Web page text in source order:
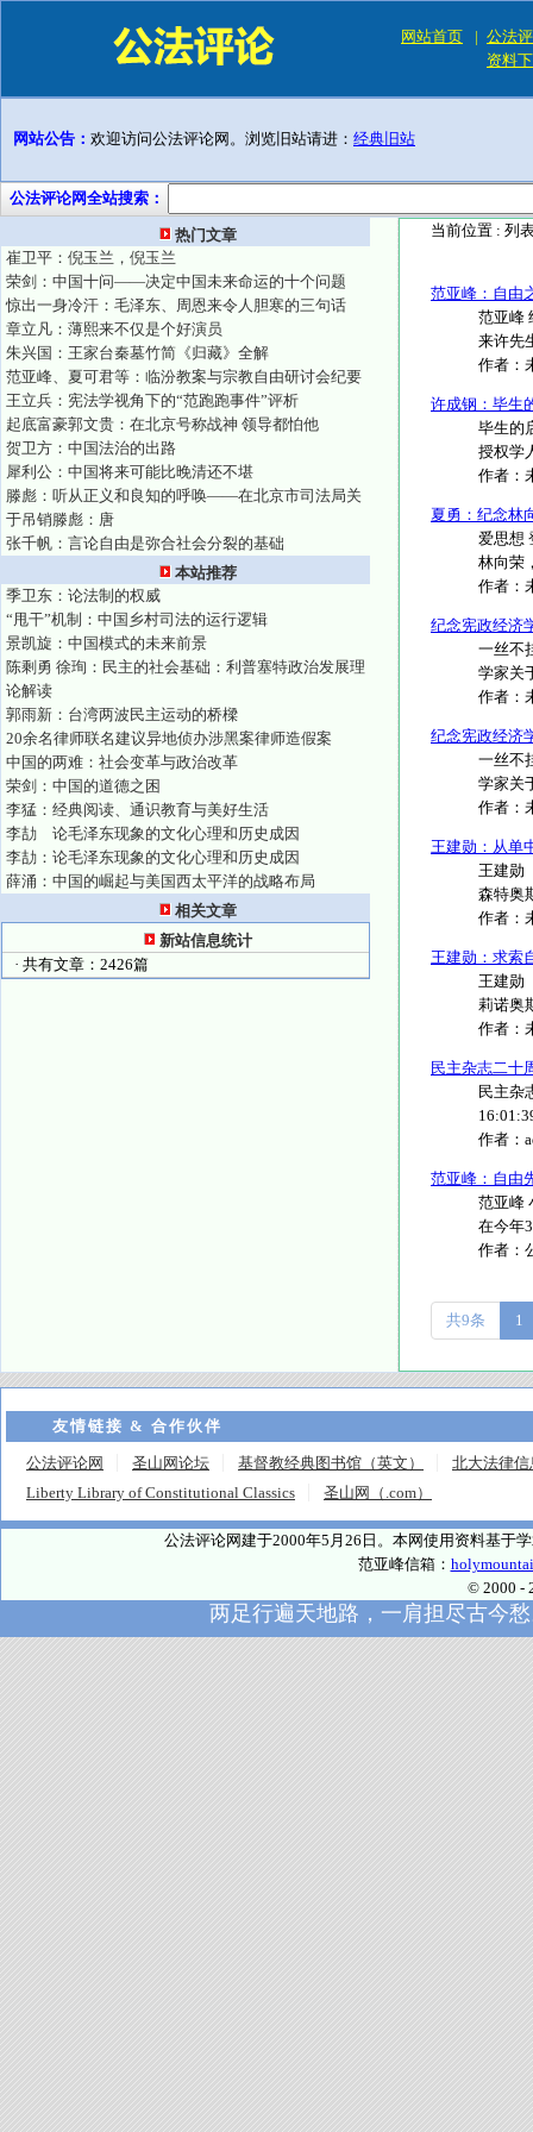
网站首页 | 公法
资料
网站公告： 欢迎访问公法评论网。浏览旧站请进： 经典旧站
公法评论网全站搜索：
热门文章
崔卫平：倪玉兰，倪玉兰
荣剑：中国十问——决定中国未来命运的十个问题
惊出一身冷汗：毛泽东、周恩来令人胆寒的三句话
章立凡：薄熙来不仅是个好演员
朱兴国：王家台秦墓竹简《归藏》全解
范亚峰、夏可君等：临汾教案与宗教自由研讨会纪要
王立兵：宪法学视角下的“范跑跑事件”评析
起底富豪郭文贵：在北京号称战神 领导都怕他
贺卫方：中国法治的出路
犀利公：中国将来可能比晚清还不堪
滕彪：听从正义和良知的呼唤——在北京市司法局关
于吊销滕彪：唐
张千帆：言论自由是弥合社会分裂的基础
本站推荐
季卫东：论法制的权威
“甩干”机制：中国乡村司法的运行逻辑
景凯旋：中国模式的未来前景
陈剩勇 徐珣：民主的社会基础：利普塞特政治发展理
论解读
郭雨新：台湾两波民主运动的桥樑
20余名律师联名建议异地侦办涉黑案律师造假案
中国的两难：社会变革与政治改革
荣剑：中国的道德之困
李猛：经典阅读、通识教育与美好生活
李劼 论毛泽东现象的文化心理和历史成因
李劼：论毛泽东现象的文化心理和历史成因
薛涌：中国的崛起与美国西太平洋的战略布局
相关文章
新站信息统计
· 共有文章：2426篇
当前位置 : 列
范亚峰：自由
范亚峰
来许先
作者：
许成钢：毕生
毕生的
授权学
作者：
夏勇：纪念林
爱思想
林向荣
作者：
纪念宪政经济
一丝不
学家关
作者：
纪念宪政经济
一丝不
学家关
作者：
王建勋：从单
王建勋
森特奥
作者：
王建勋：求索
王建勋
莉诺奥
作者：
民主杂志二十
民主杂
作者：
范亚峰：自由
范亚峰
在今年
作者：
共9条 1
友情链接 & 合作伙伴
公法评论网 圣山网论坛 基督教经典图书馆（英文）
北大法律信
Liberty Library of Constitutional Classics
圣山网（.com）
公法评论网建于2000年5月26日。本网使用资料基于
范亚峰信箱：
© 2000 -
两足行遍天地路，一肩担尽古今